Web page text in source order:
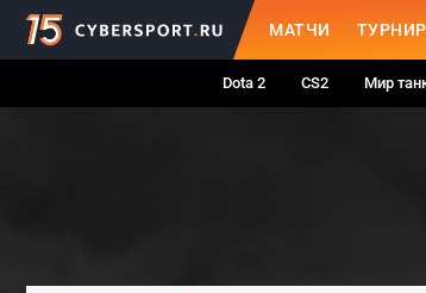
МАТЧИ
Dota 2 CS2 Мир